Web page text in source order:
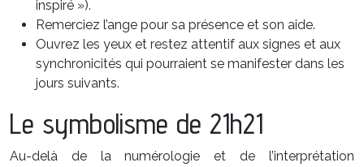
inspiré »).
Remerciez l’ange pour sa présence et son aide.
Ouvrez les yeux et restez attentif aux signes et aux
synchronicités qui pourraient se manifester dans les
jours suivants.
Le symbolisme de 21h21
Au-delà de la numérologie et de l’interprétation